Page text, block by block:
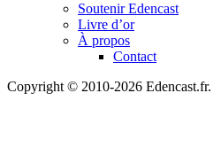
Soutenir Edencast
Livre d’or
À propos
Contact
Copyright © 2010-2026 Edencast.fr.